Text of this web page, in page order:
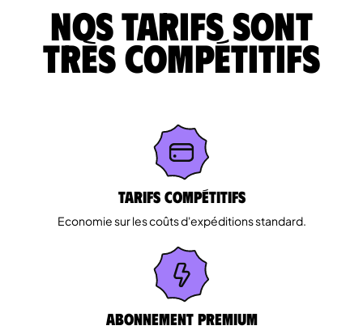
Nos tarifs sont
très compétitifs
Tarifs Compétitifs
Economie sur les coûts d'expéditions standard.
Abonnement Premium